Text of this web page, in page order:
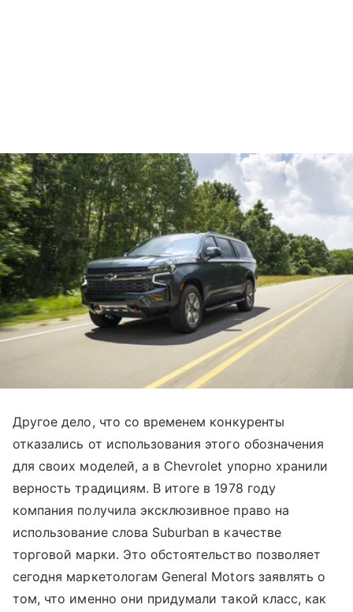
Другое дело, что со временем конкуренты
отказались от использования этого обозначения
для своих моделей, а в Chevrolet упорно хранили
верность традициям. В итоге в 1978 году
компания получила эксклюзивное право на
использование слова Suburban в качестве
торговой марки. Это обстоятельство позволяет
сегодня маркетологам General Motors заявлять о
том, что именно они придумали такой класс, как